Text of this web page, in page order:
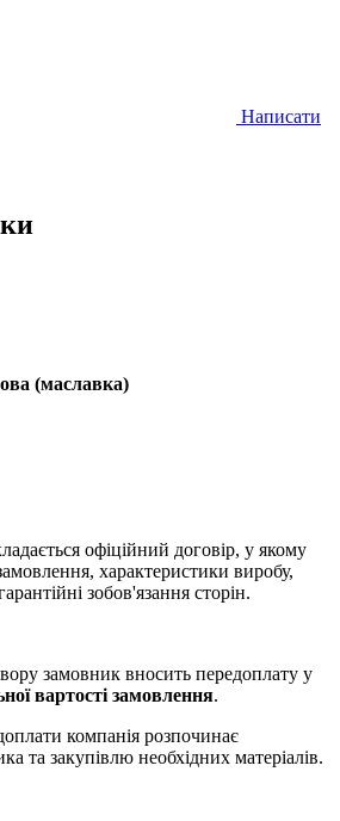
Написати
(маславка)
офіційний договір, у якому
характеристики виробу,
зобов'язання сторін.
замовник вносить передоплату у
вартості замовлення.
компанія розпочинає
та закупівлю необхідних матеріалів.